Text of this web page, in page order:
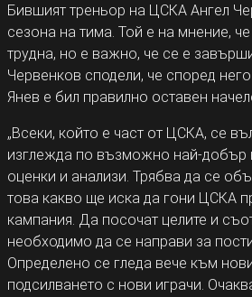
Бившият треньор на ЦСКА Ангел
сезона на тима. Той е на мнение,
трудна, но е важно, че се е
Червенков сподели, че според
Янев е бил правилно оставен
„Всеки, който е част от ЦСКА, се
изглежда по възможно най-добър
оценки и анализи. Трябва да се
това какво ще иска да гони ЦСКА
кампания. Да посочат целите и
необходимо да се направи за
Определено се гледа вече към
подсилването с нови играчи.